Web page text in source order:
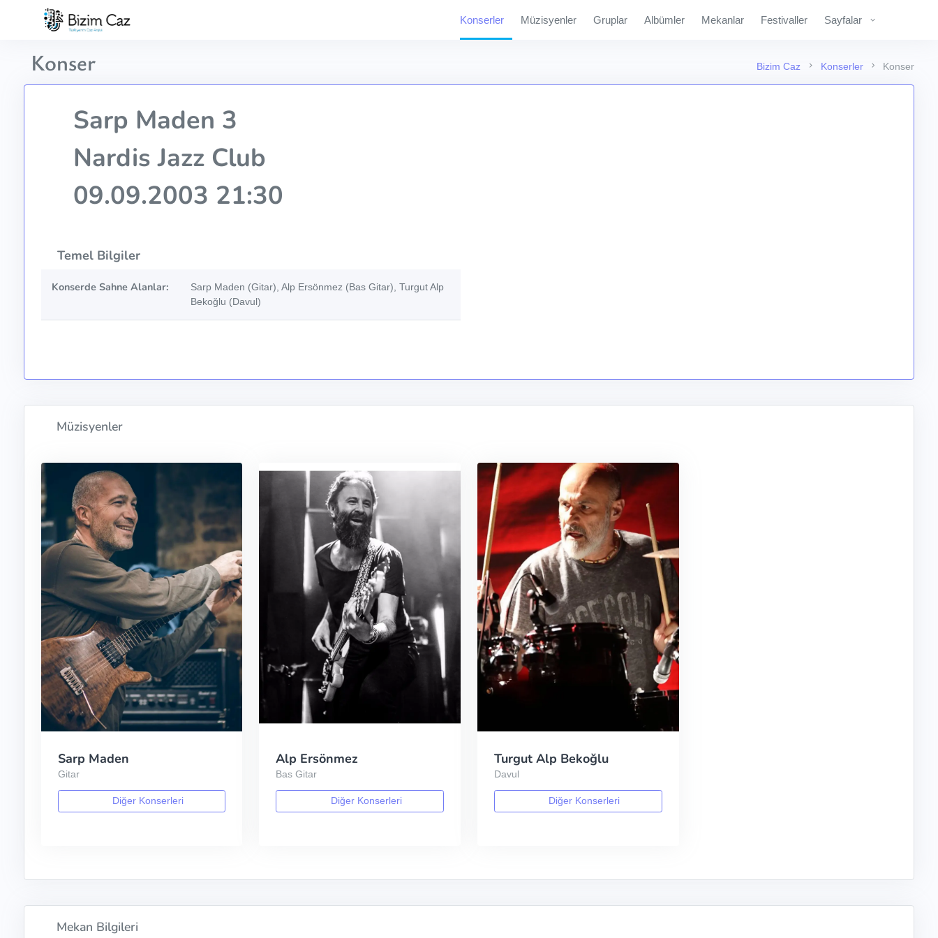
Konserler Müzisyenler Gruplar Albümler Mekanlar Festivaller Sayfalar
Bizim Caz Konserler Konser
Konser
Sarp Maden 3
Nardis Jazz Club
09.09.2003 21:30
Temel Bilgiler
Konserde Sahne Alanlar:
Sarp Maden (Gitar), Alp Ersönmez (Bas Gitar), Turgut Alp
Bekoğlu (Davul)
Müzisyenler
Sarp Maden
Gitar
Diğer Konserleri
Alp Ersönmez
Bas Gitar
Diğer Konserleri
Turgut Alp Bekoğlu
Davul
Diğer Konserleri
Mekan Bilgileri